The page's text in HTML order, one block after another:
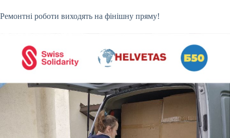
Ремонтні роботи виходять на фінішну пряму!